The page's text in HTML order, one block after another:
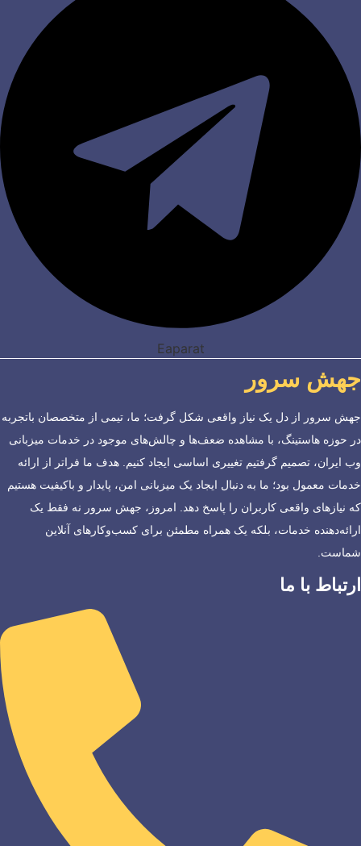
Eaparat
جهش سرور
جهش سرور از دل یک نیاز واقعی شکل گرفت؛ ما، تیمی از متخصصان باتجربه
در حوزه هاستینگ، با مشاهده ضعف‌ها و چالش‌های موجود در خدمات میزبانی
وب ایران، تصمیم گرفتیم تغییری اساسی ایجاد کنیم. هدف ما فراتر از ارائه
خدمات معمول بود؛ ما به دنبال ایجاد یک میزبانی امن، پایدار و باکیفیت هستیم
که نیازهای واقعی کاربران را پاسخ دهد. امروز، جهش سرور نه فقط یک
ارائه‌دهنده خدمات، بلکه یک همراه مطمئن برای کسب‌وکارهای آنلاین
شماست.
ارتباط با ما